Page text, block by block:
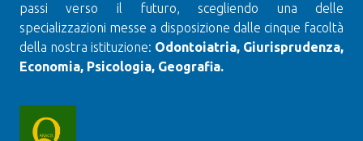
passi verso il futuro, scegliendo una delle
specializzazioni messe a disposizione dalle cinque facoltà
della nostra istituzione: Odontoiatria, Giurisprudenza,
Economia, Psicologia, Geografia.